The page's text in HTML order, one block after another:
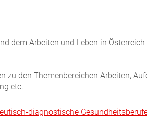
dem Arbeiten und Leben in
zu den Themenbereichen Arbeiten,
etc.
diagnostische